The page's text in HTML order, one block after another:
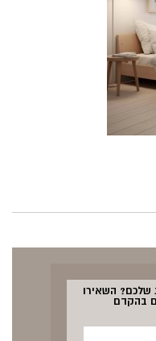
שלכם? השאירו
בהקדם